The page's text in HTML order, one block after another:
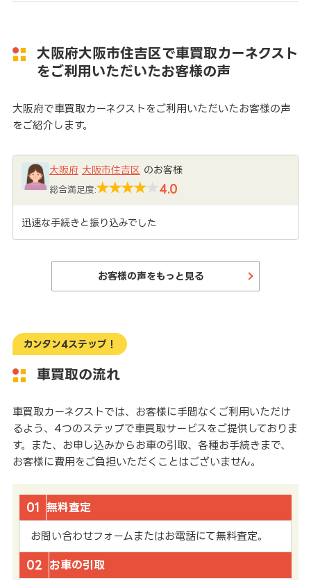
大阪府大阪市住吉区で車買取カーネクスト
をご利用いただいたお客様の声
大阪府で車買取カーネクストをご利用いただいたお客様の声
をご紹介します。
大阪府 大阪市住吉区 のお客様
総合満足度: 4.0
迅速な手続きと振り込みでした
お客様の声をもっと見る
カンタン4ステップ！
車買取の流れ
車買取カーネクストでは、お客様に手間なくご利用いただけ
るよう、4つのステップで車買取サービスをご提供しておりま
す。また、お申し込みからお車の引取、各種お手続きまで、
お客様に費用をご負担いただくことはございません。
01 無料査定
お問い合わせフォームまたはお電話にて無料査定。
02 お車の引取